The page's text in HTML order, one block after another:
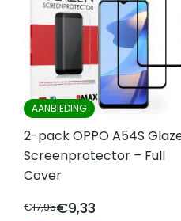
screenprotector
Voorkant
screenprotectors
2
Geschikt voor
hoesje
Standaard
AANBIEDING
2-pack OPPO A54S
Screenprotector – Full
Cover
€17,95€9,33